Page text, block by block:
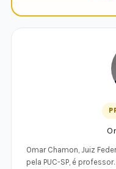
Omar Chamon, Juiz
pela PUC-SP, é professor.